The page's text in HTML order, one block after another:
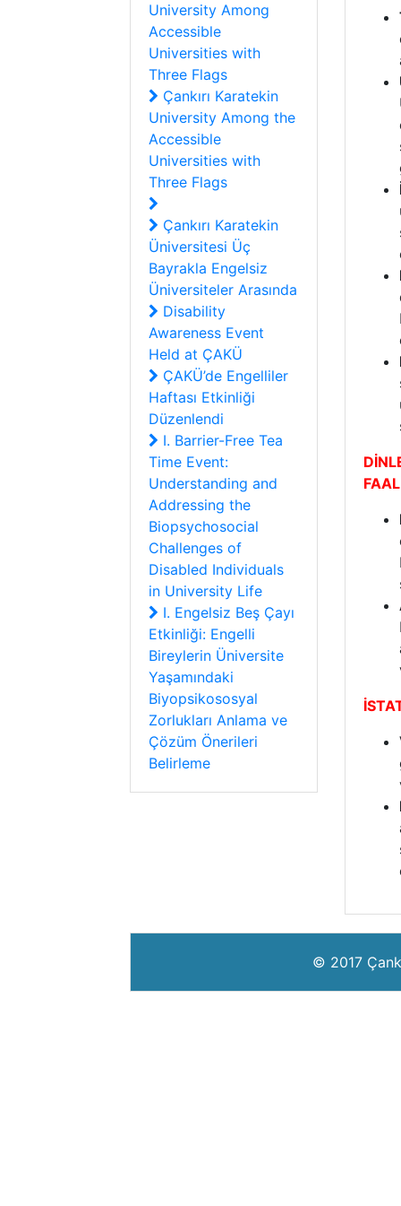
University Among
Accessible
Universities with
Three Flags
Çankırı Karatekin
University Among the
Accessible
Universities with
Three Flags
Çankırı Karatekin
Üniversitesi Üç
Bayrakla Engelsiz
Üniversiteler Arasında
Disability
Awareness Event
Held at ÇAKÜ
ÇAKÜ’de Engelliler
Haftası Etkinliği
Düzenlendi
I. Barrier-Free Tea
Time Event:
Understanding and
Addressing the
Biopsychosocial
Challenges of
Disabled Individuals
in University Life
I. Engelsiz Beş Çayı
Etkinliği: Engelli
Bireylerin Üniversite
Yaşamındaki
Biyopsikososyal
Zorlukları Anlama ve
Çözüm Önerileri
Belirleme
© 2017